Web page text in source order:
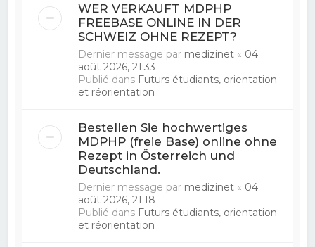
WER VERKAUFT MDPHP
FREEBASE ONLINE IN DER
SCHWEIZ OHNE REZEPT?
Dernier message par medizinet « 04
août 2026, 21:33
Publié dans Futurs étudiants, orientation
et réorientation
Bestellen Sie hochwertiges
MDPHP (freie Base) online ohne
Rezept in Österreich und
Deutschland.
Dernier message par medizinet « 04
août 2026, 21:18
Publié dans Futurs étudiants, orientation
et réorientation